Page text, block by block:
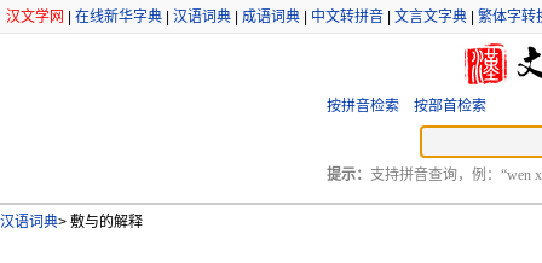
汉文学网 在线新华字典 汉语词典 成语词典 中文转拼音 文言文字典 繁体字转
按拼音检索 按部首检索
提示： 支持拼音查询，例：“wen
汉语词典> 敷与的解释